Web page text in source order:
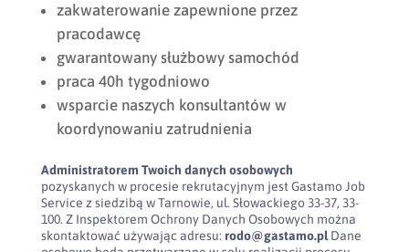
zakwaterowanie zapewnione przez
pracodawcę
gwarantowany służbowy samochód
praca 40h tygodniowo
wsparcie naszych konsultantów w
koordynowaniu zatrudnienia
Administratorem Twoich danych osobowych
pozyskanych w procesie rekrutacyjnym jest Gastamo Job
Service z siedzibą w Tarnowie, ul. Słowackiego 33-37, 33-
100. Z Inspektorem Ochrony Danych Osobowych można
skontaktować używając adresu: rodo@gastamo.plDane